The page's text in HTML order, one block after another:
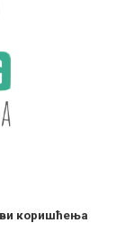
коришћења